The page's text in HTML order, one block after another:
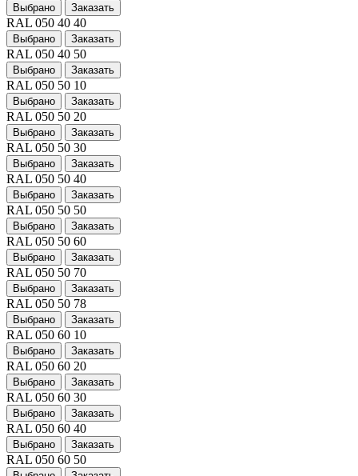
Выбрано Заказать
RAL 050 40 40
Выбрано Заказать
RAL 050 40 50
Выбрано Заказать
RAL 050 50 10
Выбрано Заказать
RAL 050 50 20
Выбрано Заказать
RAL 050 50 30
Выбрано Заказать
RAL 050 50 40
Выбрано Заказать
RAL 050 50 50
Выбрано Заказать
RAL 050 50 60
Выбрано Заказать
RAL 050 50 70
Выбрано Заказать
RAL 050 50 78
Выбрано Заказать
RAL 050 60 10
Выбрано Заказать
RAL 050 60 20
Выбрано Заказать
RAL 050 60 30
Выбрано Заказать
RAL 050 60 40
Выбрано Заказать
RAL 050 60 50